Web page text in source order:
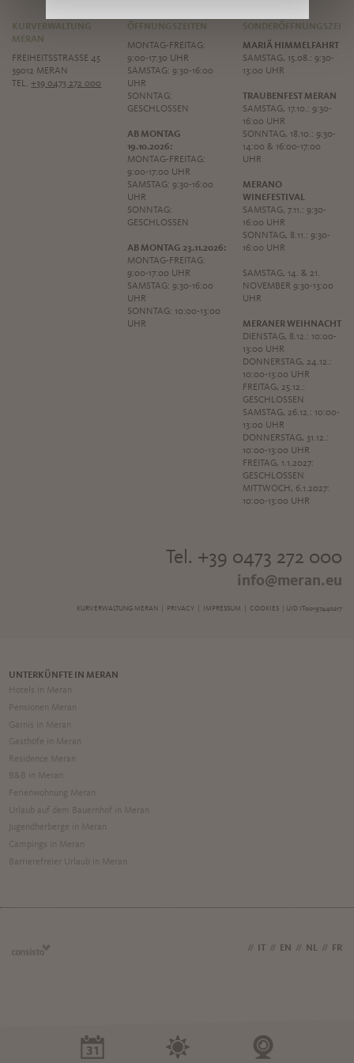
KURVERWALTUNG
MERAN
FREIHEITSSTRASSE 45
39012 MERAN
TEL.+39 0473 272 000
ÖFFNUNGSZEITEN
MONTAG-FREITAG:
9:00-17:30 UHR
SAMSTAG: 9:30-16:00
UHR
SONNTAG:
GESCHLOSSEN
AB MONTAG
19.10.2026:
MONTAG-FREITAG:
9:00-17:00 UHR
SAMSTAG: 9:30-16:00
UHR
SONNTAG:
GESCHLOSSEN
AB MONTAG 23.11.2026:
MONTAG-FREITAG:
9:00-17:00 UHR
SAMSTAG: 9:30-16:00
UHR
SONNTAG: 10:00-13:00
UHR
MARIÄ HIMMELFAHRT
SAMSTAG, 15.08.: 9:30-
13:00 UHR
TRAUBENFEST MERAN
SAMSTAG, 17.10.: 9:30-
16:00 UHR
SONNTAG, 18.10.: 9:30-
14:00 & 16:00-17:00
UHR
MERANO
WINEFESTIVAL
SAMSTAG, 7.11.: 9:30-
16:00 UHR
SONNTAG, 8.11.: 9:30-
16:00 UHR
SAMSTAG, 14. & 21.
NOVEMBER 9:30-13:00
UHR
MERANER WEIHNACHT
DIENSTAG, 8.12.: 10:00-
13:00 UHR
DONNERSTAG, 24.12.:
10:00-13:00 UHR
FREITAG, 25.12.:
GESCHLOSSEN
SAMSTAG, 26.12.: 10:00-
13:00 UHR
DONNERSTAG, 31.12.:
10:00-13:00 UHR
FREITAG, 1.1.2027:
GESCHLOSSEN
MITTWOCH, 6.1.2027:
10:00-13:00 UHR
Tel. +39 0473 272 000
info@meran.eu
KURVERWALTUNG MERAN | PRIVACY| IMPRESSUM COOKIES | UID IT00197440217
UNTERKÜNFTE IN MERAN
Hotels in Meran
Pensionen Meran
Garnis in Meran
Gasthöfe in Meran
Residence Meran
B&B in Meran
Ferienwohnung Meran
Urlaub auf dem Bauernhof in Meran
Jugendherberge in Meran
Campings in Meran
Barrierefreier Urlaub in Meran
// IT // EN // NL // FR